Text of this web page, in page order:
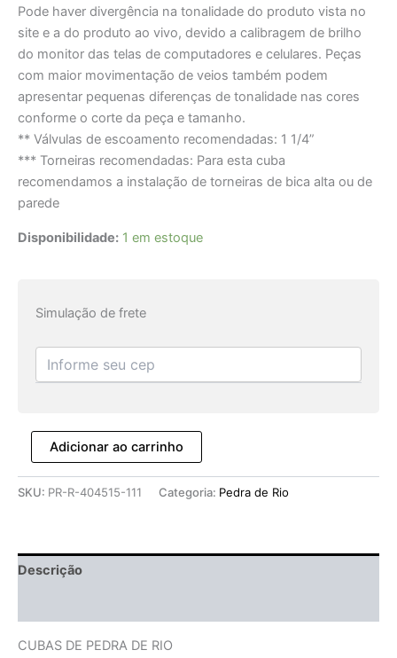
Pode haver divergência na tonalidade do produto vista no
site e a do produto ao vivo, devido a calibragem de brilho
do monitor das telas de computadores e celulares. Peças
com maior movimentação de veios também podem
apresentar pequenas diferenças de tonalidade nas cores
conforme o corte da peça e tamanho.
** Válvulas de escoamento recomendadas: 1 1/4”
*** Torneiras recomendadas: Para esta cuba
recomendamos a instalação de torneiras de bica alta ou de
parede
Disponibilidade: 1 em estoque
Simulação de frete
Adicionar ao carrinho
SKU: PR-R-404515-111 Categoria: Pedra de Rio
Descrição
CUBAS DE PEDRA DE RIO